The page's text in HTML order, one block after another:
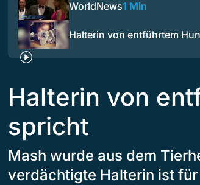
WorldNews1 Min
Halterin von entführtem
Halterin von
spricht
Mash wurde aus dem
verdächtigte Halterin ist